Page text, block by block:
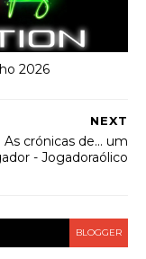
2026
NEXT
As crónicas de... um
- Jogadoraólico
BLOGGER